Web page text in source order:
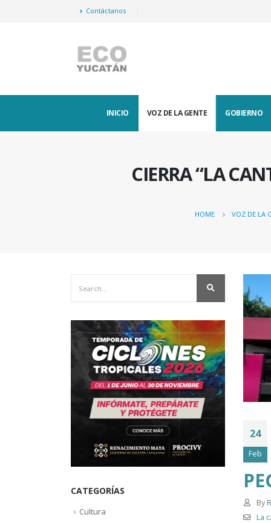
Contáctanos
INICIO VOZ DE LA GENTE GOBIERNO
CIERRA “LA
HOME VOZ DE LA
24
Feb
By
La
CATEGORÍAS
Cultura